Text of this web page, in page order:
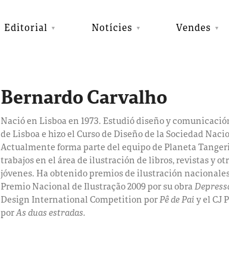
Editorial Notícies Vendes
Bernardo Carvalho
Nació en Lisboa en 1973. Estudió diseño y
de Lisboa e hizo el Curso de Diseño de la Sociedad
Actualmente forma parte del equipo de Planeta
trabajos en el área de ilustración de libros, revistas y
jóvenes. Ha obtenido premios de ilustración
Premio Nacional de Ilustração 2009 por su obra
Design International Competition porPê de Pai y el CJ
porAs duas estradas.